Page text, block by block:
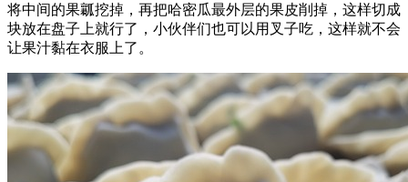
将中间的果瓤挖掉，再把哈密瓜最外层的果皮削掉，这样切成
块放在盘子上就行了，小伙伴们也可以用叉子吃，这样就不会
让果汁黏在衣服上了。